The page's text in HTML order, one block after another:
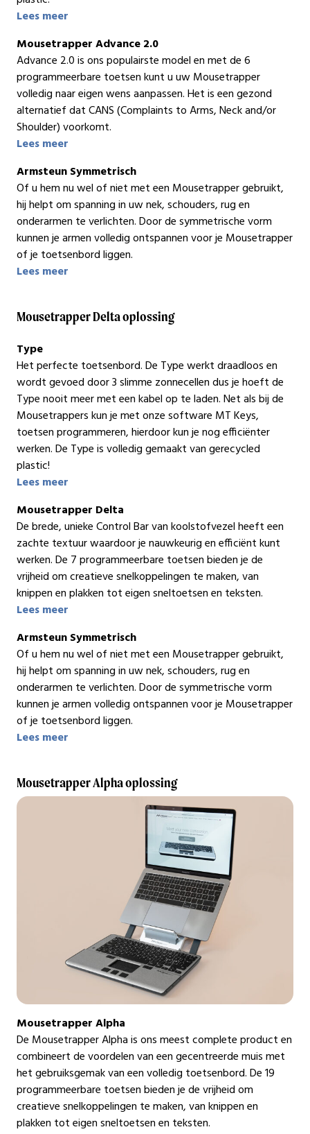
Lees meer
Mousetrapper Advance 2.0
Advance 2.0 is ons populairste model en met de 6
programmeerbare toetsen kunt u uw Mousetrapper
volledig naar eigen wens aanpassen. Het is een gezond
alternatief dat CANS (Complaints to Arms, Neck and/or
Shoulder) voorkomt.
Lees meer
Armsteun Symmetrisch
Of u hem nu wel of niet met een Mousetrapper gebruikt,
hij helpt om spanning in uw nek, schouders, rug en
onderarmen te verlichten. Door de symmetrische vorm
kunnen je armen volledig ontspannen voor je Mousetrapper
of je toetsenbord liggen.
Lees meer
Mousetrapper Delta oplossing
Type
Het perfecte toetsenbord. De Type werkt draadloos en
wordt gevoed door 3 slimme zonnecellen dus je hoeft de
Type nooit meer met een kabel op te laden. Net als bij de
Mousetrappers kun je met onze software MT Keys,
toetsen programmeren, hierdoor kun je nog efficiënter
werken. De Type is volledig gemaakt van gerecycled
plastic!
Lees meer
Mousetrapper Delta
De brede, unieke Control Bar van koolstofvezel heeft een
zachte textuur waardoor je nauwkeurig en efficiënt kunt
werken. De 7 programmeerbare toetsen bieden je de
vrijheid om creatieve snelkoppelingen te maken, van
knippen en plakken tot eigen sneltoetsen en teksten.
Lees meer
Armsteun Symmetrisch
Of u hem nu wel of niet met een Mousetrapper gebruikt,
hij helpt om spanning in uw nek, schouders, rug en
onderarmen te verlichten. Door de symmetrische vorm
kunnen je armen volledig ontspannen voor je Mousetrapper
of je toetsenbord liggen.
Lees meer
Mousetrapper Alpha oplossing
Mousetrapper Alpha
De Mousetrapper Alpha is ons meest complete product en
combineert de voordelen van een gecentreerde muis met
het gebruiksgemak van een volledig toetsenbord. De 19
programmeerbare toetsen bieden je de vrijheid om
creatieve snelkoppelingen te maken, van knippen en
plakken tot eigen sneltoetsen en teksten.